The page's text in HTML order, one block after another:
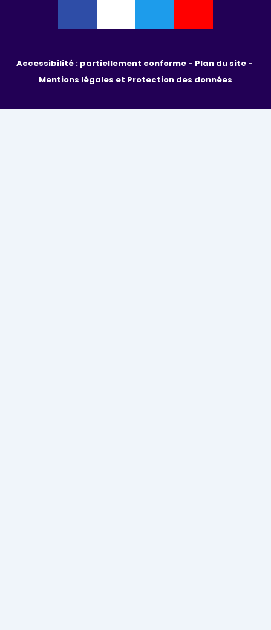
Accessibilité : partiellement conforme -
Mentions légales et Protection des données